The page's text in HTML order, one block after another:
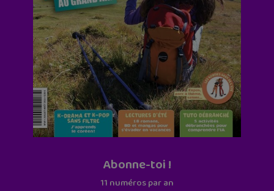
Abonne-toi !
11 numéros par an